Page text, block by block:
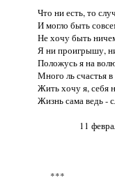
Что ни есть, то
И могло быть
Не хочу быть
Я ни проигрышу,
Положусь я на
Много ль счастья
Жить хочу я, себя
Жизнь сама ведь -
11
      ***